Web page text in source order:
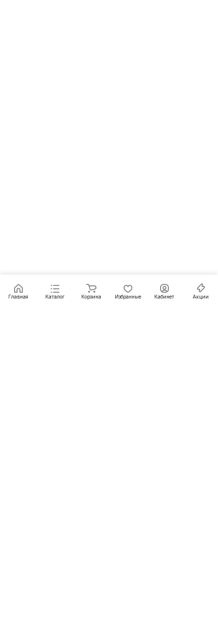
Главная Каталог Корзина Избранные Кабинет Акции